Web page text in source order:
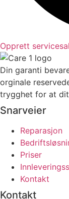
Opprett
Din garanti
orginale
trygghet for at
Snarveier
Reparasjon
Priser
Kontakt
Kontakt